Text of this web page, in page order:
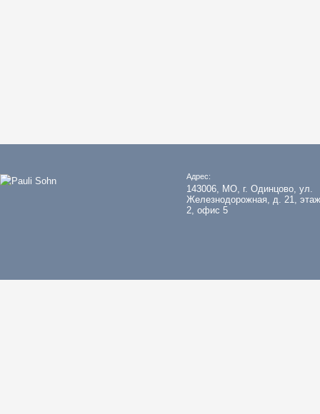
Адрес:
143006, МО, г. Одинцово, ул.
Железнодорожная, д. 21, этаж
2, офис 5